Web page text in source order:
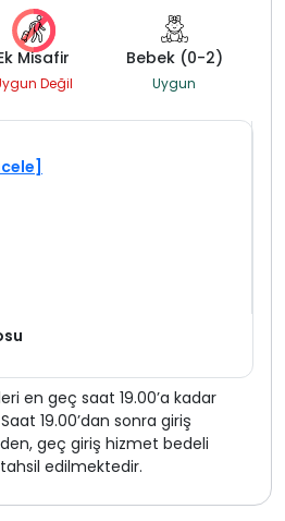
Misafir
Değil
Bebek (0-2)
Uygun
en geç saat 19.00’a kadar
19.00’dan sonra giriş
geç giriş hizmet bedeli
edilmektedir.